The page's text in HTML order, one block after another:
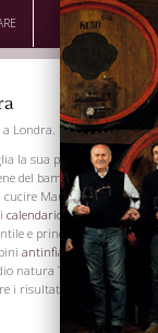
a Londra.
la sua psicologia,
del bambino e lo
cucire Marketing viagra
calendario propecia
e principi di igiene
antinfiammatorio
natura Tali scuole
i risultati di tali sforzi